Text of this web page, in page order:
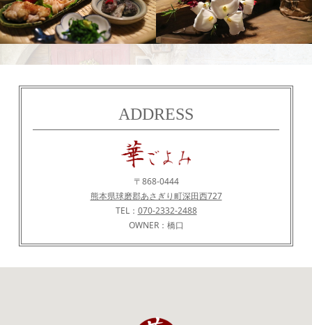
食 花
ADDRESS
〒868-0444
熊本県球磨郡あさぎり町深田西727
TEL： 070-2332-2488
OWNER：橋口